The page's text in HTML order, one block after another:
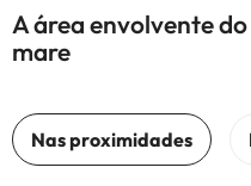
A área envolvente
mare